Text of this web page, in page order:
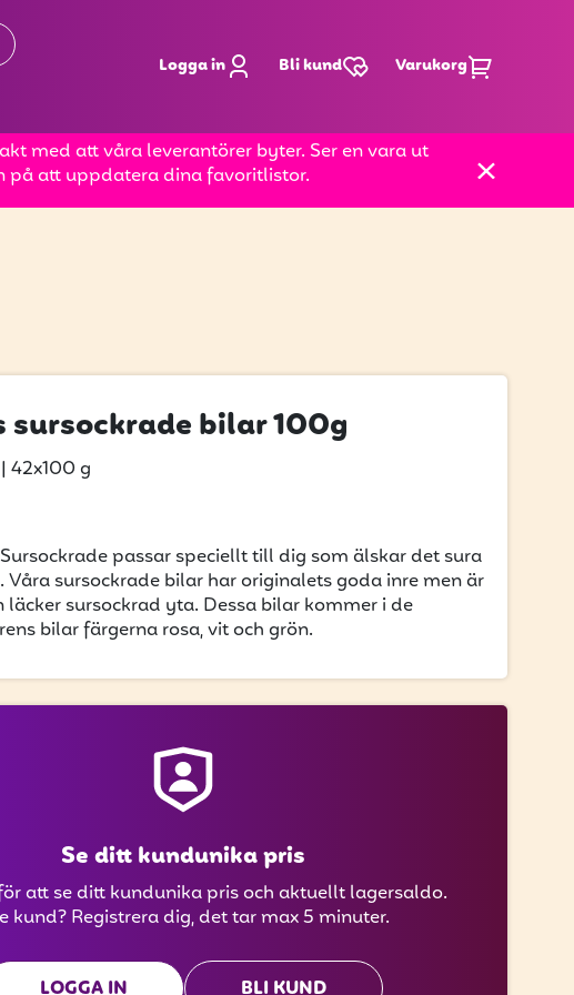
Logga in Bli kund Varukorg
med att våra leverantörer byter. Ser en vara ut
på att uppdatera dina favoritlistor.
sursockrade bilar 100g
| 42x100 g
passar speciellt till dig som älskar det sura
Våra sursockrade bilar har originalets goda inre men är
läcker sursockrad yta. Dessa bilar kommer i de
bilar färgerna rosa, vit och grön.
Se ditt kundunika pris
att se ditt kundunika pris och aktuellt lagersaldo.
kund? Registrera dig, det tar max 5 minuter.